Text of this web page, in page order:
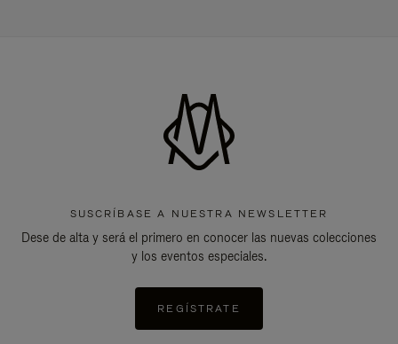
SUSCRÍBASE A NUESTRA NEWSLETTER
Dese de alta y será el primero en conocer las nuevas colecciones
y los eventos especiales.
REGÍSTRATE